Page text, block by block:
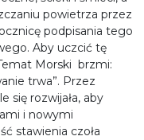
powietrza przez
podpisania tego
Aby uczcić tę
Morski brzmi:
trwa”. Przez
się rozwijała, aby
i nowymi
stawienia czoła